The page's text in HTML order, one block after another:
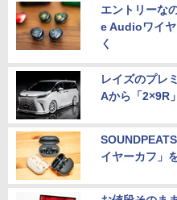
エントリーな
e Audioワイ
く
レイズのプレ
Aから「2×9R
イヤーカフ」